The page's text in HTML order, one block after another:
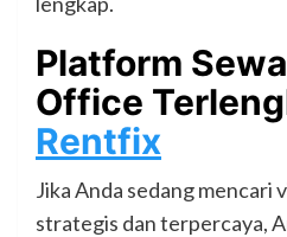
Platform
Office
Rentfix
Jika Anda sedang mencari
strategis dan terpercaya,